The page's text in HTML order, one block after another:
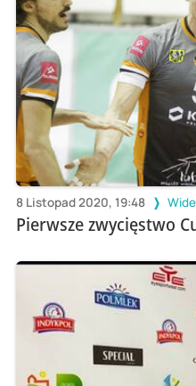
8 Listopad 2020, 19:48
Pierwsze zwycięstwo